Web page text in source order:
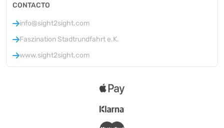
CONTACTO
info@sight2sight.com
Faszination Stadtrundfahrt e.K.
www.sight2sight.com